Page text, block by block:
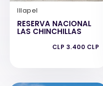
Illapel
RESERVA NACIONAL
LAS CHINCHILLAS
CLP 3.400 CLP